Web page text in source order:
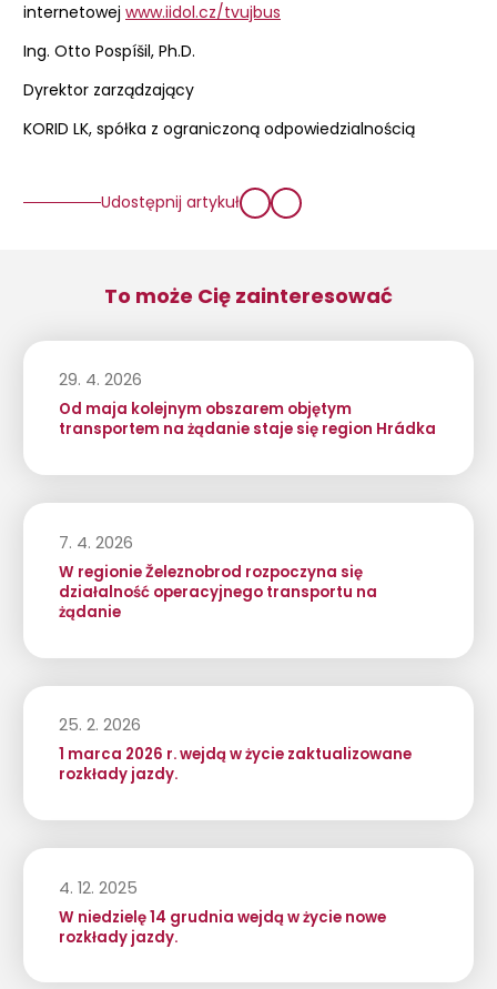
internetowej www.iidol.cz/tvujbus
Ing. Otto Pospíšil, Ph.D.
Dyrektor zarządzający
KORID LK, spółka z ograniczoną odpowiedzialnością
Udostępnij artykuł
To może Cię zainteresować
29. 4. 2026
Od maja kolejnym obszarem objętym
transportem na żądanie staje się region Hrádka
7. 4. 2026
W regionie Železnobrod rozpoczyna się
działalność operacyjnego transportu na
żądanie
25. 2. 2026
1 marca 2026 r. wejdą w życie zaktualizowane
rozkłady jazdy.
4. 12. 2025
W niedzielę 14 grudnia wejdą w życie nowe
rozkłady jazdy.